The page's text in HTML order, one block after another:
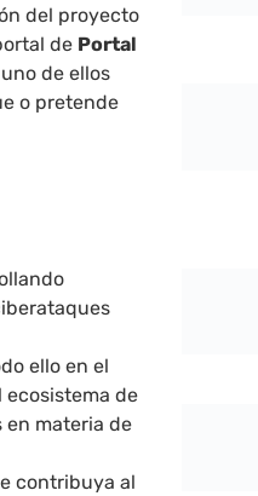
del proyecto
de Portal
de ellos
o pretende
ello en el
ecosistema de
en materia de
contribuya al